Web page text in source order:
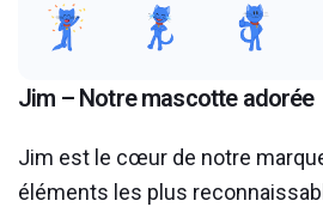
Jim – Notre mascotte adorée
Jim est le cœur de notre
éléments les plus